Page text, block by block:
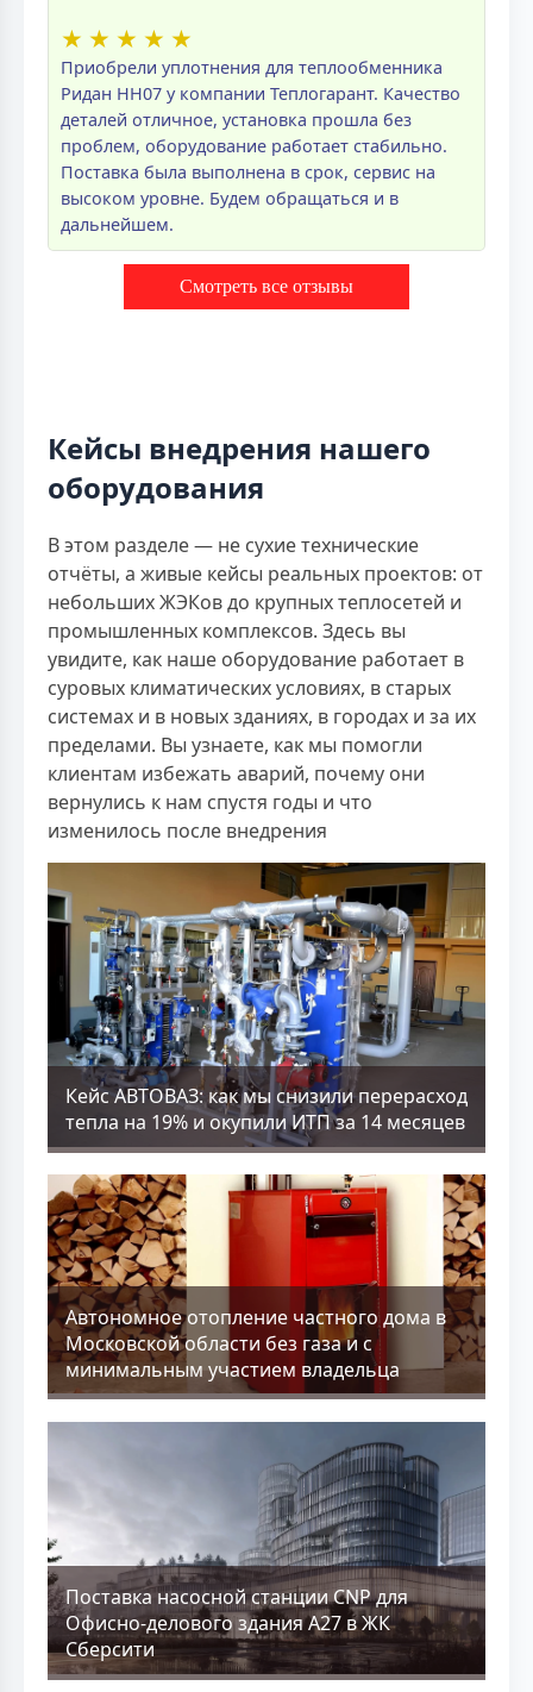
★ ★ ★ ★ ★
Приобрели уплотнения для теплообменника
Ридан НН07 у компании Теплогарант. Качество
деталей отличное, установка прошла без
проблем, оборудование работает стабильно.
Поставка была выполнена в срок, сервис на
высоком уровне. Будем обращаться и в
дальнейшем.
Смотреть все отзывы
Кейсы внедрения нашего
оборудования
В этом разделе — не сухие технические
отчёты, а живые кейсы реальных проектов: от
небольших ЖЭКов до крупных теплосетей и
промышленных комплексов. Здесь вы
увидите, как наше оборудование работает в
суровых климатических условиях, в старых
системах и в новых зданиях, в городах и за их
пределами. Вы узнаете, как мы помогли
клиентам избежать аварий, почему они
вернулись к нам спустя годы и что
изменилось после внедрения
Кейс АВТОВАЗ: как мы снизили перерасход
тепла на 19% и окупили ИТП за 14 месяцев
Aвтономное отопление частного дома в
Московской области без газа и с
минимальным участием владельца
Поставка насосной станции CNP для
Офисно-делового здания А27 в ЖК
Сберсити